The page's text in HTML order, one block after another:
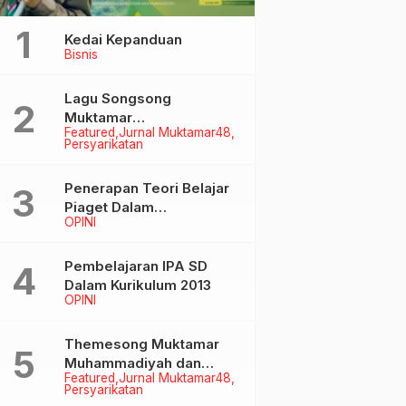
Bisnis
Kedai Kepanduan
Featured Jurnal Muktamar48
Persyarikatan
Lagu Songsong
Muktamar
Muhammadiyah &
Aisyiyah ke-48
OPINI
Penerapan Teori Belajar
Piaget Dalam
Pembelanjaran IPA SD
OPINI
Pembelajaran IPA SD
Dalam Kurikulum 2013
Featured Jurnal Muktamar48
Persyarikatan
Themesong Muktamar
Muhammadiyah dan
Aisyiyah Ke-48